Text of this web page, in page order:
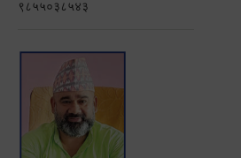
९८५५०३८५४३